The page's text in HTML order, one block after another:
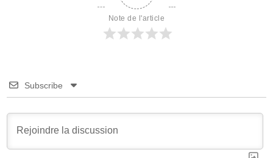
Note de l'article
Subscribe